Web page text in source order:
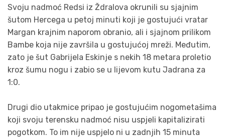
Svoju nadmoć Redsi iz Ždralova okrunili su sjajnim
šutom Hercega u petoj minuti koji je gostujući vratar
Margan krajnim naporom obranio, ali i sjajnom prilikom
Bambe koja nije završila u gostujućoj mreži. Međutim,
zato je šut Gabrijela Eskinje s nekih 18 metara proletio
kroz šumu nogu i zabio se u lijevom kutu Jadrana za
1:0.
Drugi dio utakmice pripao je gostujućim nogometašima
koji svoju terensku nadmoć nisu uspjeli kapitalizirati
pogotkom. To im nije uspjelo ni u zadnjih 15 minuta